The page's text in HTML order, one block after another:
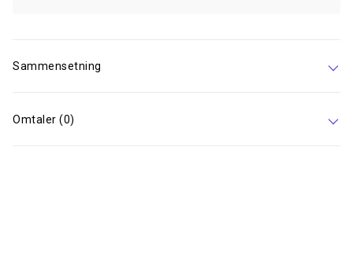
Sammensetning
Omtaler (0)